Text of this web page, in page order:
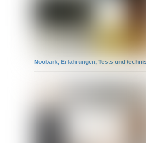
Noobark, Erfahrungen, Tests und